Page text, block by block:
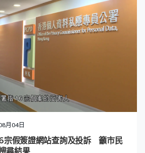
按輸入鍵開始搜尋
月04日
宗假簽證網站查詢及投訴 籲市民